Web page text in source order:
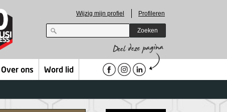
Wijzig mijn profiel Profileren
Zoeken
Over ons Word lid